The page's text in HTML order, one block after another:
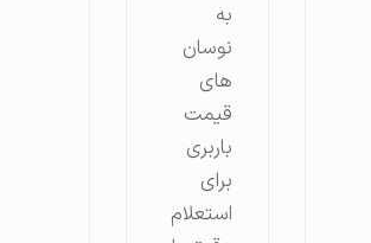
نوسان
قیمت
باربری
استعلام